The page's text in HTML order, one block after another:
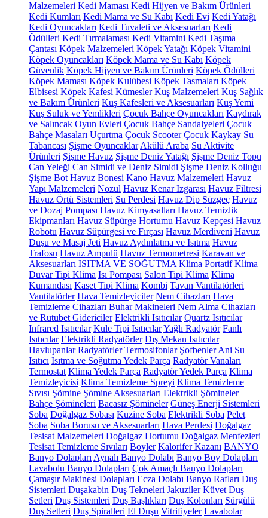
Malzemeleri Kedi Maması Kedi Hijyen ve Bakım Ürünleri
Kedi Kumları Kedi Mama ve Su Kabı Kedi Evi Kedi Yatağı
Kedi Oyuncakları Kedi Tuvaleti ve Aksesuarları Kedi
Ödülleri Kedi Tırmalaması Kedi Vitamini Kedi Taşıma
Çantası Köpek Malzemeleri Köpek Yatağı Köpek Vitamini
Köpek Oyuncakları Köpek Mama ve Su Kabı Köpek
Güvenlik Köpek Hijyen ve Bakım Ürünleri Köpek Ödülleri
Köpek Maması Köpek Kulübesi Köpek Tasmaları Köpek
Elbisesi Köpek Kafesi Kümesler Kuş Malzemeleri Kuş Sağlık
ve Bakım Ürünleri Kuş Kafesleri ve Aksesuarları Kuş Yemi
Kuş Suluk ve Yemlikleri Çocuk Bahçe Oyuncakları Kaydırak
ve Salıncak Oyun Evleri Çocuk Bahçe Sandalyeleri Çocuk
Bahçe Masaları Uçurtma Çocuk Scooter Çocuk Kaykay Su
Tabancası Şişme Oyuncaklar Akülü Araba Su Aktivite
Ürünleri Şişme Havuz Şişme Deniz Yatağı Şişme Deniz Topu
Can Yeleği Can Simidi ve Deniz Simidi Şişme Deniz Kolluğu
Şişme Bot Havuz Bonesi Kano Havuz Malzemeleri Havuz
Yapı Malzemeleri Nozul Havuz Kenar Izgarası Havuz Filtresi
Havuz Örtü Sistemleri Su Perdesi Havuz Dip Süzgeç Havuz
ve Dozaj Pompası Havuz Kimyasalları Havuz Temizlik
Ekipmanları Havuz Süpürge Hortumu Havuz Kepçesi Havuz
Robotu Havuz Süpürgesi ve Fırçası Havuz Merdiveni Havuz
Duşu ve Masaj Jeti Havuz Aydınlatma ve Isıtma Havuz
Trafosu Havuz Ampulü Havuz Termometresi Karavan ve
Aksesuarları ISITMA VE SOĞUTMA Klima Portatif Klima
Duvar Tipi Klima Isı Pompası Salon Tipi Klima Klima
Kumandası Kaset Tipi Klima Kombi Tavan Vantilatörleri
Vantilatörler Hava Temizleyiciler Nem Cihazları Hava
Temizleme Cihazları Buhar Makineleri Nem Alma Cihazları
ve Rutubet Gidericiler Elektrikli Isıtıcılar Quartz Isıtıcılar
Infrared Isıtıcılar Kule Tipi IsıtıcılarYağlı Radyatör Fanlı
Isıtıcılar Elektrikli Radyatörler Dış Mekan Isıtıcılar
Havlupanlar Radyatörler Termosifonlar Şofbenler Ani Su
Isıtıcı Isıtma ve Soğutma Yedek Parça Radyatör Vanaları
Termostat Klima Yedek Parça Radyatör Yedek Parça Klima
Temizleyicisi Klima Temizleme Spreyi Klima Temizleme
Sıvısı Şömine Şömine Aksesuarları Elektrikli Şömineler
Bahçe Şömineleri Bacasız Şömineler Güneş Enerji Sistemleri
Soba Doğalgaz Sobası Kuzine Soba Elektrikli Soba Pelet
Soba Soba Borusu ve Aksesuarları Hava Perdesi Doğalgaz
Tesisat Malzemeleri Doğalgaz Hortumu Doğalgaz Menfezleri
Tesisat Temizleme Sıvıları Boyler Kalorifer Kazanı BANYO
Banyo Dolapları Aynalı Banyo Dolabı Banyo Boy Dolapları
Lavabolu Banyo Dolapları Çok Amaçlı Banyo Dolapları
Çamaşır Makinesi Dolapları Ecza Dolabı Banyo Rafları Duş
Sistemleri Duşakabin Duş Tekneleri Jakuziler Küvet Duş
Setleri Duş Sistemleri Duş Başlıkları Duş Kolonları Sürgülü
Duş Setleri Duş Spiralleri El Duşu Vitrifiyeler Lavabolar